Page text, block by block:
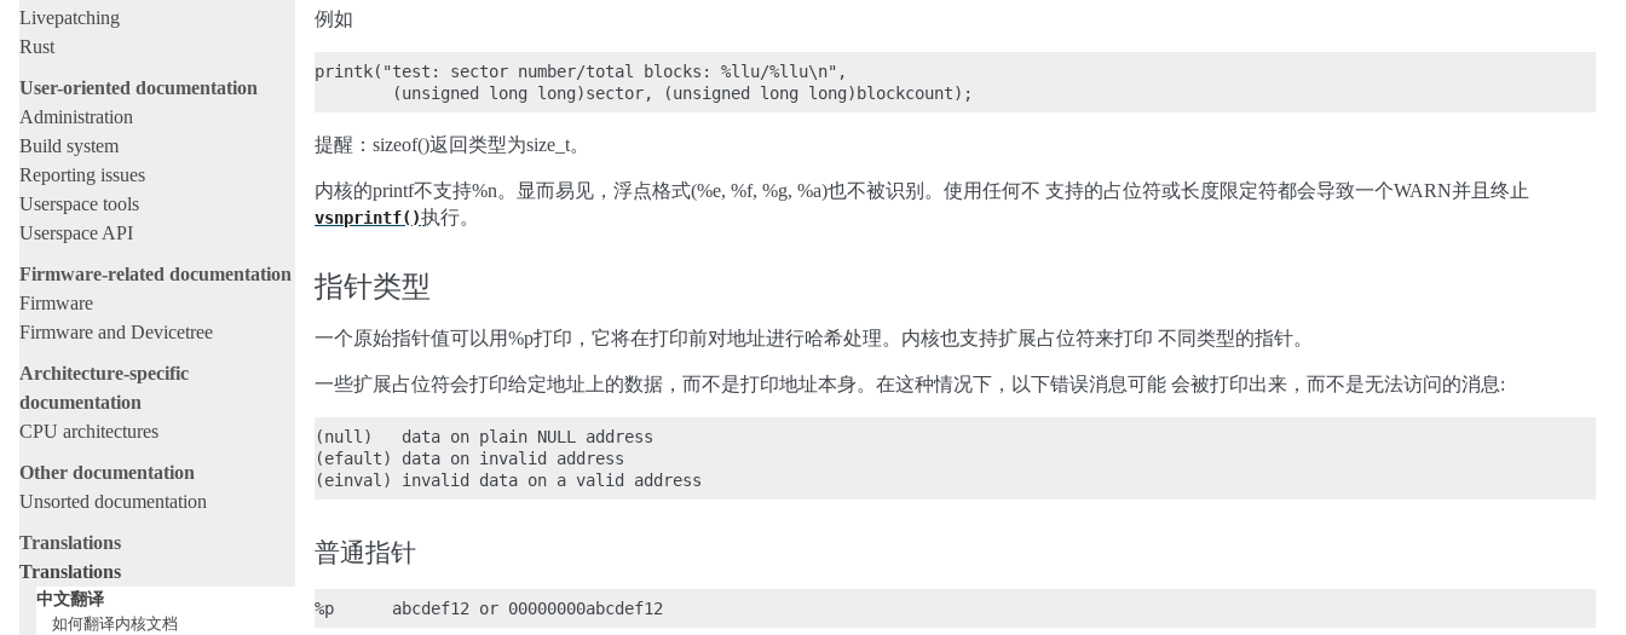
Livepatching
Rust
User-oriented documentation
Administration
Build system
Reporting issues
Userspace tools
Userspace API
Firmware-related documentation
Firmware
Firmware and Devicetree
Architecture-specific
documentation
CPU architectures
Other documentation
Unsorted documentation
Translations
Translations
中文翻译
如何翻译内核文档
例如
printk("test: sector number/total blocks: %llu/%llu\n",
提醒：sizeof()返回类型为size_t。
内核的printf不支持%n。显而易见，浮点格式(%e, %f, %g, %a)也不被识别。使用任何不 支持的占位符或长度限定符都会导致一个WARN并且终止
vsnprintf()执行。
指针类型
一个原始指针值可以用%p打印，它将在打印前对地址进行哈希处理。内核也支持扩展占位符来打印 不同类型的指针。
一些扩展占位符会打印给定地址上的数据，而不是打印地址本身。在这种情况下，以下错误消息可能 会被打印出来，而不是无法访问的消息:
(null)   data on plain NULL address
(efault) data on invalid address
普通指针